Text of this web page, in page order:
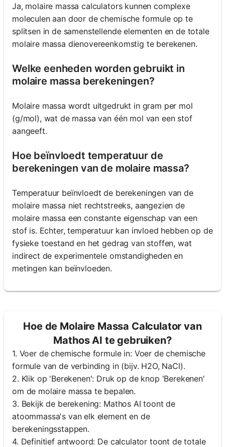
Ja, molaire massa calculators kunnen complexe
moleculen aan door de chemische formule op te
splitsen in de samenstellende elementen en de totale
molaire massa dienovereenkomstig te berekenen.
Welke eenheden worden gebruikt in
molaire massa berekeningen?
Molaire massa wordt uitgedrukt in gram per mol
(g/mol), wat de massa van één mol van een stof
aangeeft.
Hoe beïnvloedt temperatuur de
berekeningen van de molaire massa?
Temperatuur beïnvloedt de berekeningen van de
molaire massa niet rechtstreeks, aangezien de
molaire massa een constante eigenschap van een
stof is. Echter, temperatuur kan invloed hebben op de
fysieke toestand en het gedrag van stoffen, wat
indirect de experimentele omstandigheden en
metingen kan beïnvloeden.
Hoe de Molaire Massa Calculator van
Mathos AI te gebruiken?
1. Voer de chemische formule in: Voer de chemische
formule van de verbinding in (bijv. H2O, NaCl).
2. Klik op 'Berekenen': Druk op de knop 'Berekenen'
om de molaire massa te bepalen.
3. Bekijk de berekening: Mathos AI toont de
atoommassa's van elk element en de
berekeningsstappen.
4. Definitief antwoord: De calculator toont de totale